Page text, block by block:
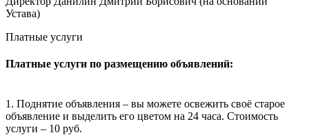
Устава)
Платные услуги
Платные услуги по размещению объявлений:
1. Поднятие объявления – вы можете освежить своё старое
объявление и выделить его цветом на 24 часа. Стоимость
услуги – 10 руб.